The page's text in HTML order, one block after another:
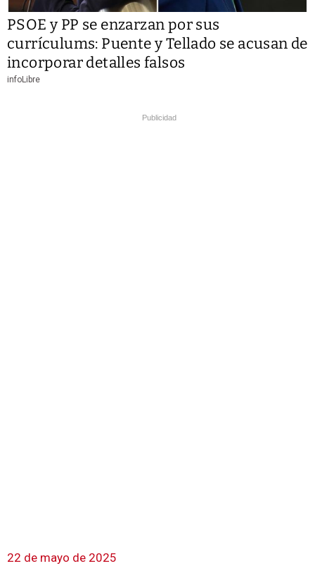
PSOE y PP se enzarzan por sus
currículums: Puente y Tellado se acusan de
incorporar detalles falsos
infoLibre
Publicidad
22 de mayo de 2025